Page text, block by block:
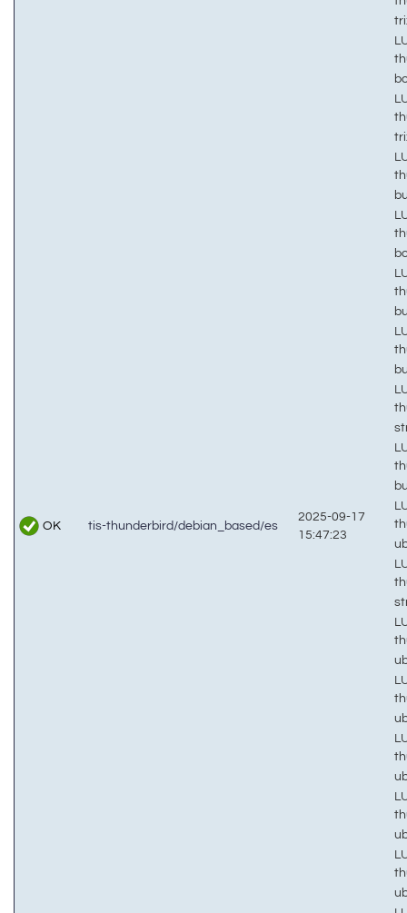
OK tis-thunderbird/debian_based/es
2025-09-17
15:47:23